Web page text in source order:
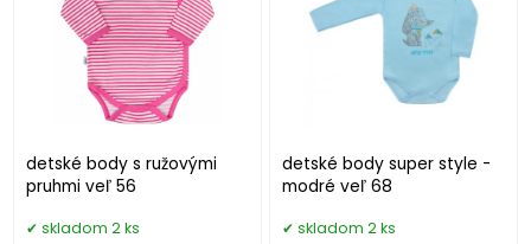
detské body s ružovými
pruhmi veľ 56
skladom 2 ks
detské body super style -
modré veľ 68
skladom 2 ks